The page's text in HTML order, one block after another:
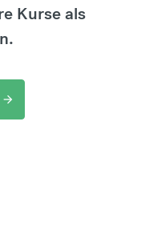
Kurse als
arrow_forward